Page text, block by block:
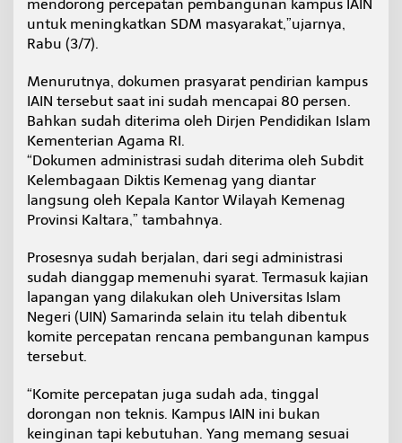
mendorong percepatan pembangunan kampus IAIN
untuk meningkatkan SDM masyarakat,”ujarnya,
Rabu (3/7).
Menurutnya, dokumen prasyarat pendirian kampus
IAIN tersebut saat ini sudah mencapai 80 persen.
Bahkan sudah diterima oleh Dirjen Pendidikan Islam
Kementerian Agama RI.
“Dokumen administrasi sudah diterima oleh Subdit
Kelembagaan Diktis Kemenag yang diantar
langsung oleh Kepala Kantor Wilayah Kemenag
Provinsi Kaltara,” tambahnya.
Prosesnya sudah berjalan, dari segi administrasi
sudah dianggap memenuhi syarat. Termasuk kajian
lapangan yang dilakukan oleh Universitas Islam
Negeri (UIN) Samarinda selain itu telah dibentuk
komite percepatan rencana pembangunan kampus
tersebut.
“Komite percepatan juga sudah ada, tinggal
dorongan non teknis. Kampus IAIN ini bukan
keinginan tapi kebutuhan. Yang memang sesuai